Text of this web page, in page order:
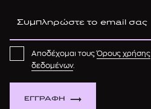
ΕΓΓΡΑΦΗ
Αποδέχομαι τουςΌρους χρήσης
δεδομένων.